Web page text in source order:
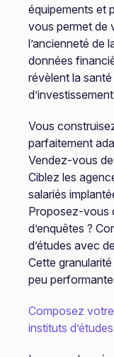
équipements et
vous permet de
l’ancienneté de
données
révèlent la
Vous
parfaitement
Vendez-vous
Ciblez les
salariés
Proposez-vous
d’enquêtes ?
d’études avec
Cette
peu
Composez
instituts d’études